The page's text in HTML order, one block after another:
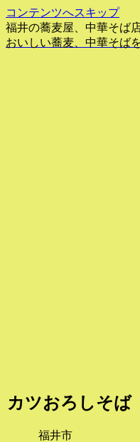
コンテンツへスキップ
福井の蕎麦屋、中華そば
おいしい蕎麦、中華そば
カツおろしそば
福井市